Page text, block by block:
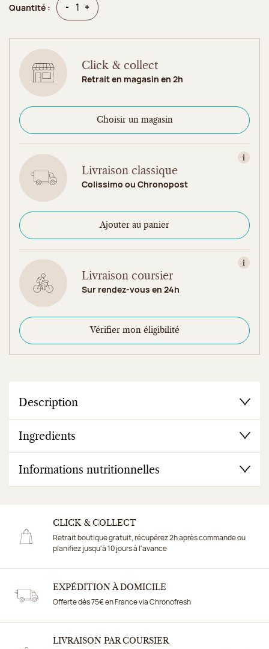
Quantité : - Quantité
+Quantité
Click & collect
Retrait en magasin en 2h
Choisir un magasin
Livraison classique
Colissimo ou Chronopost
Ajouter au panier
Livraison coursier
Sur rendez-vous en 24h
Vérifier mon éligibilité
Description
Ingredients
Informations nutritionnelles
CLICK & COLLECT
Retrait boutique gratuit, récupérez 2h après commande ou
planifiez jusqu'à 10 jours à l'avance
EXPÉDITION À DOMICILE
Offerte dès 75€ en France via Chronofresh
LIVRAISON PAR COURSIER